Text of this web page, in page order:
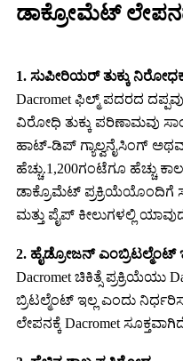
ಡಾಕ್ರೋಮೆಟ್
1. ಸುಪೀರಿಯರ್ ತುಕ್ಕು
Dacromet ಫಿಲ್ಮ್ ಪದರದ
ವಿರೋಧಿ ತುಕ್ಕು ಪರಿಣಾಮವು
ಹಾಟ್-ಡಿಪ್ ಗ್ಯಾಲ್ವನೈಸಿಂಗ್
ಹೆಚ್ಚು.1,200ಗಂಟೆಗೂ ಹೆಚ್ಚು
ಡಾಕ್ರೊಮೆಟ್ ಪ್ರಕ್ರಿಯೆಯೊಂದಿಗೆ
ಮತ್ತು ಪೈಪ್ ಕೀಲುಗಳಲ್ಲಿ
2. ಹೈಡ್ರೋಜನ್ ಎಂಬ್ರಿಟಲ್ಮೆಂಟ್
Dacromet ಚಿಕಿತ್ಸೆ ಪ್ರಕ್ರಿಯೆಯು
ಬ್ರಿಟಲ್ಮೆಂಟ್ ಇಲ್ಲ ಎಂದು
ಲೇಪನಕ್ಕೆ Dacromet